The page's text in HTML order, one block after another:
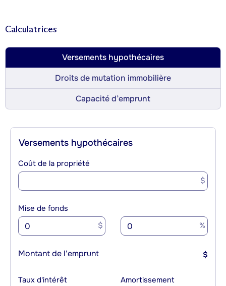
Calculatrices
Versements hypothécaires
Droits de mutation immobilière
Capacité d’emprunt
Versements hypothécaires
Coût de la propriété
$
Mise de fonds
$ %
Montant de l'emprunt $
Taux d'intérêt Amortissement